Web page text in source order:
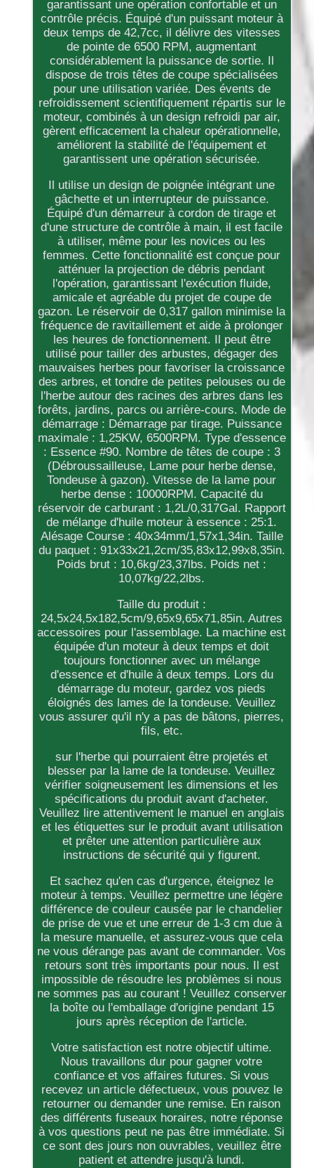
garantissant une opération confortable et un
contrôle précis. Équipé d'un puissant moteur à
deux temps de 42,7cc, il délivre des vitesses
de pointe de 6500 RPM, augmentant
considérablement la puissance de sortie. Il
dispose de trois têtes de coupe spécialisées
pour une utilisation variée. Des évents de
refroidissement scientifiquement répartis sur le
moteur, combinés à un design refroidi par air,
gèrent efficacement la chaleur opérationnelle,
améliorent la stabilité de l'équipement et
garantissent une opération sécurisée.
Il utilise un design de poignée intégrant une
gâchette et un interrupteur de puissance.
Équipé d'un démarreur à cordon de tirage et
d'une structure de contrôle à main, il est facile
à utiliser, même pour les novices ou les
femmes. Cette fonctionnalité est conçue pour
atténuer la projection de débris pendant
l'opération, garantissant l'exécution fluide,
amicale et agréable du projet de coupe de
gazon. Le réservoir de 0,317 gallon minimise la
fréquence de ravitaillement et aide à prolonger
les heures de fonctionnement. Il peut être
utilisé pour tailler des arbustes, dégager des
mauvaises herbes pour favoriser la croissance
des arbres, et tondre de petites pelouses ou de
l'herbe autour des racines des arbres dans les
forêts, jardins, parcs ou arrière-cours. Mode de
démarrage : Démarrage par tirage. Puissance
maximale : 1,25KW, 6500RPM. Type d'essence
: Essence #90. Nombre de têtes de coupe : 3
(Débroussailleuse, Lame pour herbe dense,
Tondeuse à gazon). Vitesse de la lame pour
herbe dense : 10000RPM. Capacité du
réservoir de carburant : 1,2L/0,317Gal. Rapport
de mélange d'huile moteur à essence : 25:1.
Alésage Course : 40x34mm/1,57x1,34in. Taille
du paquet : 91x33x21,2cm/35,83x12,99x8,35in.
Poids brut : 10,6kg/23,37lbs. Poids net :
10,07kg/22,2lbs.
Taille du produit :
24,5x24,5x182,5cm/9,65x9,65x71,85in. Autres
accessoires pour l'assemblage. La machine est
équipée d'un moteur à deux temps et doit
toujours fonctionner avec un mélange
d'essence et d'huile à deux temps. Lors du
démarrage du moteur, gardez vos pieds
éloignés des lames de la tondeuse. Veuillez
vous assurer qu'il n'y a pas de bâtons, pierres,
fils, etc.
sur l'herbe qui pourraient être projetés et
blesser par la lame de la tondeuse. Veuillez
vérifier soigneusement les dimensions et les
spécifications du produit avant d'acheter.
Veuillez lire attentivement le manuel en anglais
et les étiquettes sur le produit avant utilisation
et prêter une attention particulière aux
instructions de sécurité qui y figurent.
Et sachez qu'en cas d'urgence, éteignez le
moteur à temps. Veuillez permettre une légère
différence de couleur causée par le chandelier
de prise de vue et une erreur de 1-3 cm due à
la mesure manuelle, et assurez-vous que cela
ne vous dérange pas avant de commander. Vos
retours sont très importants pour nous. Il est
impossible de résoudre les problèmes si nous
ne sommes pas au courant ! Veuillez conserver
la boîte ou l'emballage d'origine pendant 15
jours après réception de l'article.
Votre satisfaction est notre objectif ultime.
Nous travaillons dur pour gagner votre
confiance et vos affaires futures. Si vous
recevez un article défectueux, vous pouvez le
retourner ou demander une remise. En raison
des différents fuseaux horaires, notre réponse
à vos questions peut ne pas être immédiate. Si
ce sont des jours non ouvrables, veuillez être
patient et attendre jusqu'à lundi.